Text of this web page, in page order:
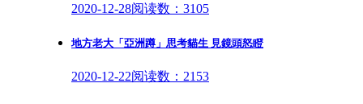
2020-12-28阅读数：3105
地方老大「亞洲蹲」思考貓生 見鏡頭怒瞪
2020-12-22阅读数：2153